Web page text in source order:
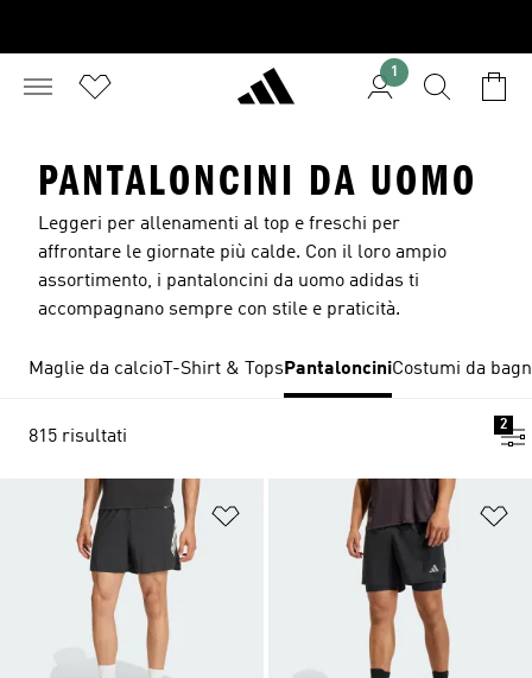
1
PANTALONCINI DA UOMO
Leggeri per allenamenti al top e freschi per
affrontare le giornate più calde. Con il loro ampio
assortimento, i pantaloncini da uomo adidas ti
accompagnano sempre con stile e praticità.
Maglie da calcio T-Shirt & Tops PantalonciniCostumi da
815 risultati
2
Aggiungi alla lista dei desideri